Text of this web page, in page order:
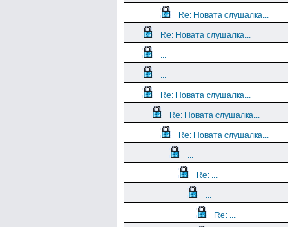
Re: Новата слушалка...
Re: Новата слушалка...
...
...
Re: Новата слушалка...
Re: Новата слушалка...
Re: Новата слушалка...
...
Re: ...
...
Re: ...